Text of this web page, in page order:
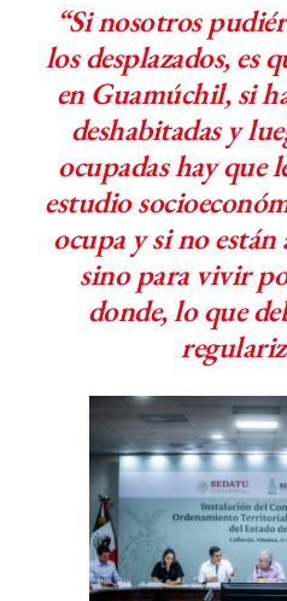
“Si nosotros
los desplazados, es
en Guamúchil, si
deshabitadas y
ocupadas hay que
estudio
ocupa y si no
sino para vivir
donde, lo que